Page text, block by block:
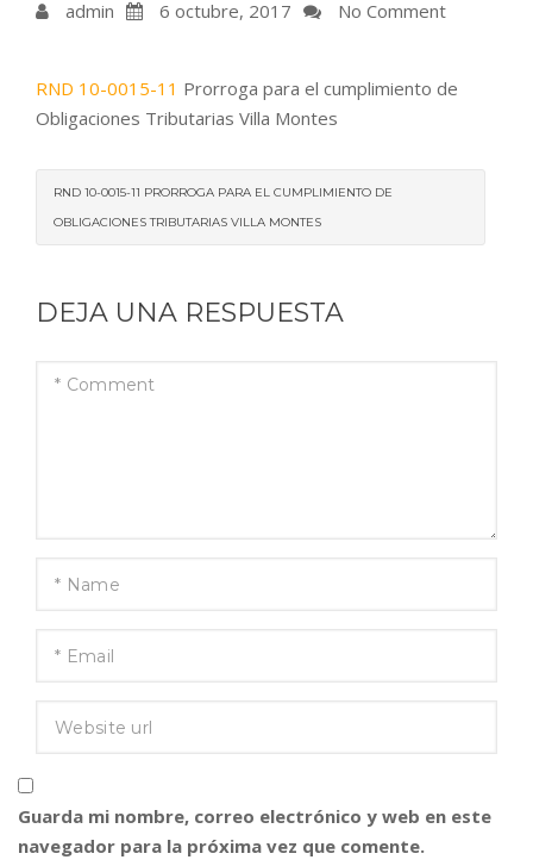
admin 6 octubre, 2017 No Comment
RND 10-0015-11 Prorroga para el cumplimiento de
Obligaciones Tributarias Villa Montes
RND 10-0015-11 PRORROGA PARA EL CUMPLIMIENTO DE
OBLIGACIONES TRIBUTARIAS VILLA MONTES
DEJA UNA RESPUESTA
Guarda mi nombre, correo electrónico y web en este
navegador para la próxima vez que comente.